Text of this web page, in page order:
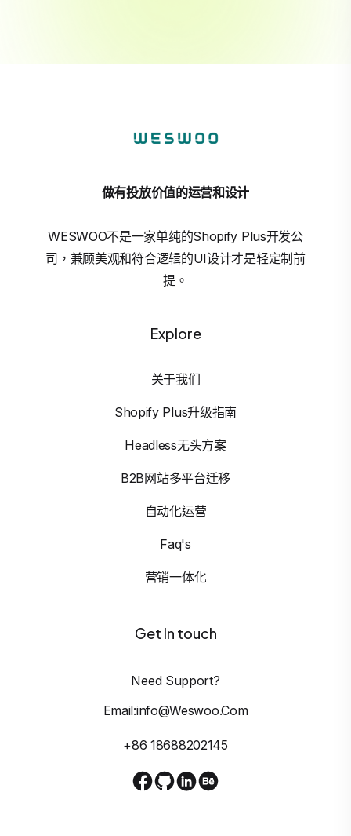
做有投放价值的运营和设计
WESWOO不是一家单纯的Shopify Plus开发公
司，兼顾美观和符合逻辑的UI设计才是轻定制前
提。
Explore
关于我们
Shopify Plus升级指南
Headless无头方案
B2B网站多平台迁移
自动化运营
Faq's
营销一体化
Get In touch
Need Support?
Email:info@weswoo.com
+86 18688202145